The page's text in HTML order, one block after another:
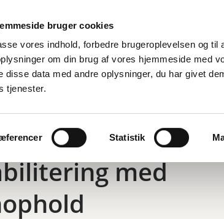
bruger cookies
vores indhold, forbedre brugeroplevelsen og til
om din brug af vores hjemmeside med
disse data med andre oplysninger, du har givet
tjenester.
Statistik
By, bolig og miljø Fritid og oplevelser Job
med